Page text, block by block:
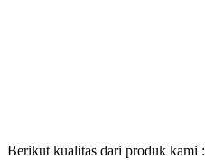
Berikut kualitas dari produk kami :